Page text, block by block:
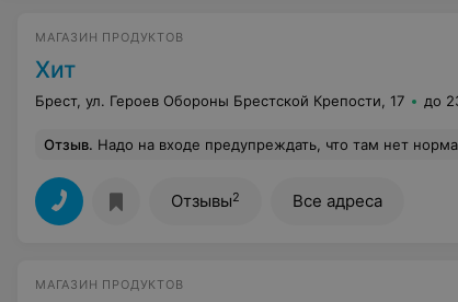
МАГАЗИН ПРОДУКТОВ
Хит
Брест, ул. Героев Обороны Брестской Крепости, 17 до
Отзыв. Надо на входе предупреждать, что там нет нормальных касс, а только самообслуживание. Я бы туда в таком случае просто не пошла. Принципиально не собираюсь вдаваться в тонкости кассирского дела, да ещё и за бесплатно. Мне, знаете ли, и без того хватает забот. А тут ещё вдобавок надо на кассе нервничать и дёргаться, чтобы все прошло
Отзывы2 Все адреса
МАГАЗИН ПРОДУКТОВ